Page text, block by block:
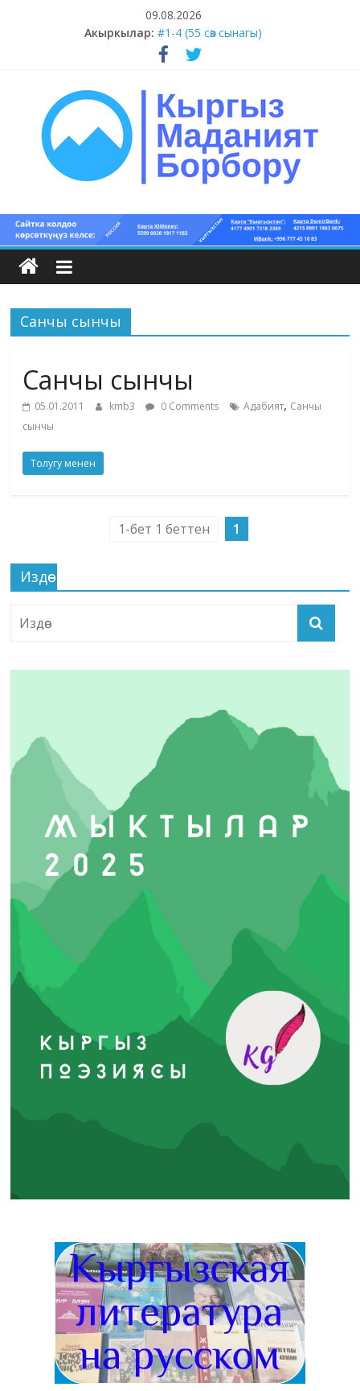
09.08.2026
Акыркылар: #1-4 (55 сөз сынагы)
#13-14 (55 сөз сынагы)
#11-12 (55 сөз сынагы)
#5-8 (55 сөз сынагы)
Кыргыз
маданият
борбору
Кыргыз
жана
Санчы сынчы
Санчы сынчы
05.01.2011 kmb3 0 Comments Адабият, Санчы
сынчы
Толугу менен
1-бет 1 беттен 1
Издөө